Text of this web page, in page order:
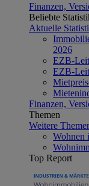
Finanzen,
Beliebte
Aktuelle
2026
EZB-
EZB-
Finanzen,
Themen
Weitere
Wohnen
Top Report